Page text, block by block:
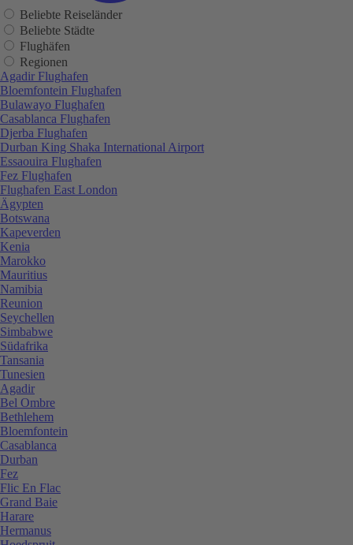
Beliebte Reiseländer
Beliebte Städte
Flughäfen
Regionen
Agadir Flughafen
Bloemfontein Flughafen
Bulawayo Flughafen
Casablanca Flughafen
Djerba Flughafen
Durban King Shaka International Airport
Essaouira Flughafen
Fez Flughafen
Flughafen East London
Ägypten
Botswana
Kapeverden
Kenia
Marokko
Mauritius
Namibia
Reunion
Seychellen
Simbabwe
Südafrika
Tansania
Tunesien
Agadir
Bel Ombre
Bethlehem
Bloemfontein
Casablanca
Durban
Fez
Flic En Flac
Grand Baie
Harare
Hermanus